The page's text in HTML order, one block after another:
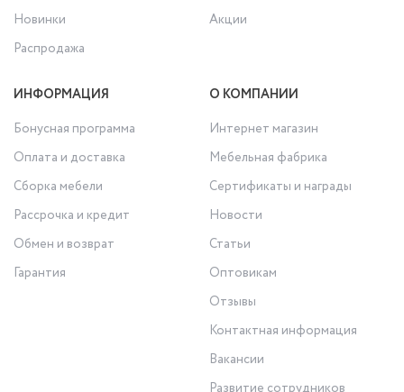
Новинки
Акции
Распродажа
ИНФОРМАЦИЯ
Бонусная программа
Оплата и доставка
Сборка мебели
Рассрочка и кредит
Обмен и возврат
Гарантия
О КОМПАНИИ
Интернет магазин
Мебельная фабрика
Сертификаты и награды
Новости
Статьи
Оптовикам
Отзывы
Контактная информация
Вакансии